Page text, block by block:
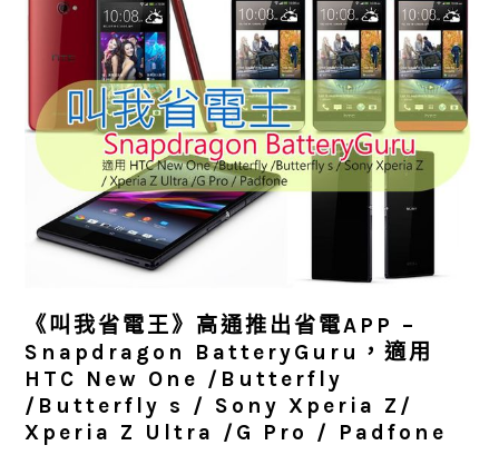
《叫我省電王》高通推出省電APP –
Snapdragon BatteryGuru，適用
HTC New One /Butterfly
/Butterfly s / Sony Xperia Z/
Xperia Z Ultra /G Pro / Padfone